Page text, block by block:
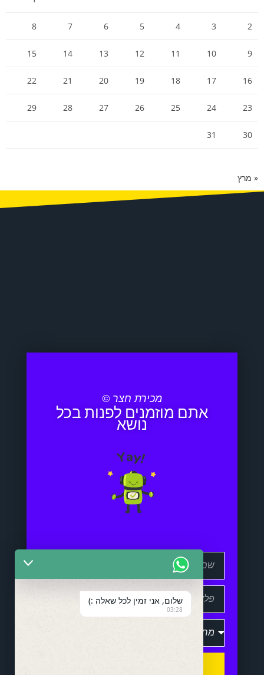
2
3
4
5
6
7
8
9
10
11
12
13
14
15
16
17
18
19
20
21
22
23
24
25
26
27
28
29
30
31
« מרץ
מכירת חצר ©
אתם מוזמנים לפנות בכל
נושא
שלום, אני זמין לכל שאלה :)
03:28